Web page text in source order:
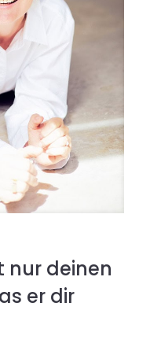
nur deinen
er dir